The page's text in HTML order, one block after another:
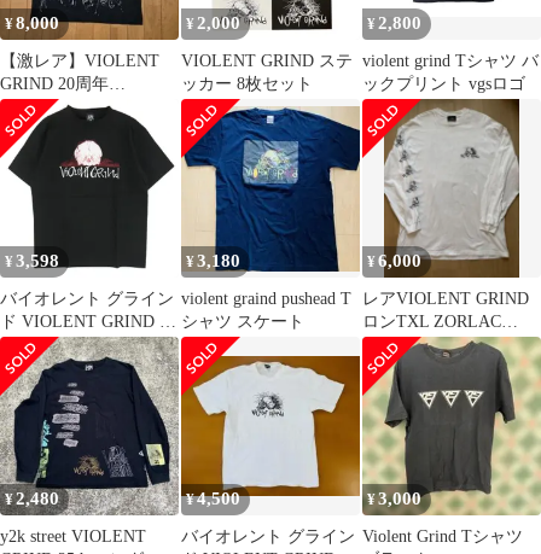
¥8,000
【激レア】VIOLENT
GRIND 20周年
PUSHEAD パスヘッド
¥ 2,000
VIOLENT GRIND ステ
ッカー 8枚セット
¥ 2,800
violent grind Tシャツ バ
ックプリント vgsロゴ
¥ 3,598
バイオレント グライン
ド VIOLENT GRIND フ
ロント プリント ロゴ
半袖 Tシャツ ブラック
系 L【極上美品】【中
古】
¥3,180
violent graind pushead T
シャツ スケート
¥6,000
レアVIOLENT GRIND
ロンTXL ZORLAC
skullskates
¥2,480
y2k street VIOLENT
¥4,500
バイオレント グライン
¥3,000
Violent Grind Tシャツ